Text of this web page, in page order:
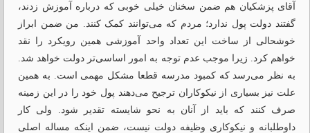
آقای پزشکیان هم ضمن سخنان خیلی خوبی که درباره آموزش زدند،
گفتند دولت پول ندارد؛ مردم که می‌توانند کمک کنند. من ضمن ابراز
خوشحالی از ساخت این تعداد واحد آموزشی همین رویکرد را نقد
خواهم کرد. زیرا موجب عدم توجه به امور اساسی‌تر دولت خواهد شد.
به نظر می‌رسد که کمبود مدرسه قطعا مشکل مهمی است. به همین
علت نیز بسیاری از نیکوکاران ترجیح می‌دهند پول خود را در این زمینه
صرف کنند که باید از آنان به نحو شایسته تقدیر شود. ولی کار
داوطلبانه و نیکوکاری وظیفه دولت نیست، ضمن اینکه مساله اصلی